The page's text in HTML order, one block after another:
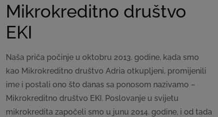
Mikrokreditno društvo
EKI
Naša priča počinje u oktobru 2013. godine, kada smo
kao Mikrokreditno društvo Adria otkupljeni, promijenili
ime i postali ono što danas sa ponosom nazivamo –
Mikrokreditno društvo EKI. Poslovanje u svijetu
mikrokredita započeli smo u junu 2014. godine, i od tada